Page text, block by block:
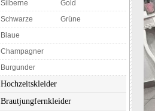
Silberne
Gold
Schwarze
Grüne
Blaue
Champagner
Burgunder
Hochzeitskleider
Brautjungfernkleider